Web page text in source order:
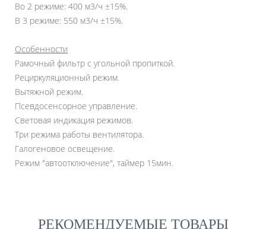
Во 2 режиме: 400 м3/ч ±15%.
В 3 режиме: 550 м3/ч ±15%.
Особенности
Рамочный фильтр с угольной пропиткой.
Рециркуляционный режим.
Вытяжной режим.
Псевдосенсорное управление.
Световая индикация режимов.
Три режима работы вентилятора.
Галогеновое освещение.
Режим "автоотключение", таймер 15мин.
РЕКОМЕНДУЕМЫЕ ТОВАРЫ